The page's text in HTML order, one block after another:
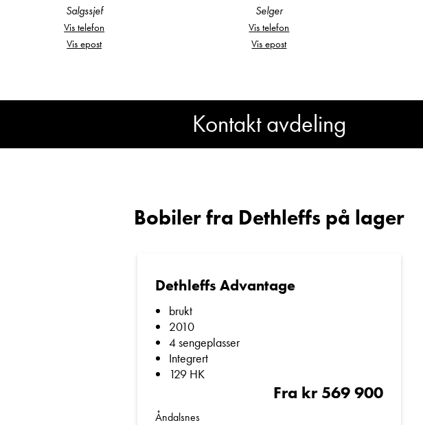
til å hjelpe deg!Salgssjef
Vis telefon
Vis epost
Selger
Vis telefon
Vis epost
Kontakt avdeling
Dethleffs Espirit I 7010?
Telefon/Mobil
Spørsmål / beskjed
Bobiler fra Dethleffs på lager
Dethleffs Advantage
brukt
2010
4 sengeplasser
Integrert
129 HK
Fra kr 569 900
Åndalsnes